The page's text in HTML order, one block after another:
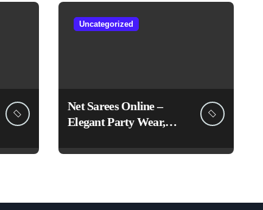
Uncategorized
Net Sarees Online –
Elegant Party Wear,
Designer Net Saree